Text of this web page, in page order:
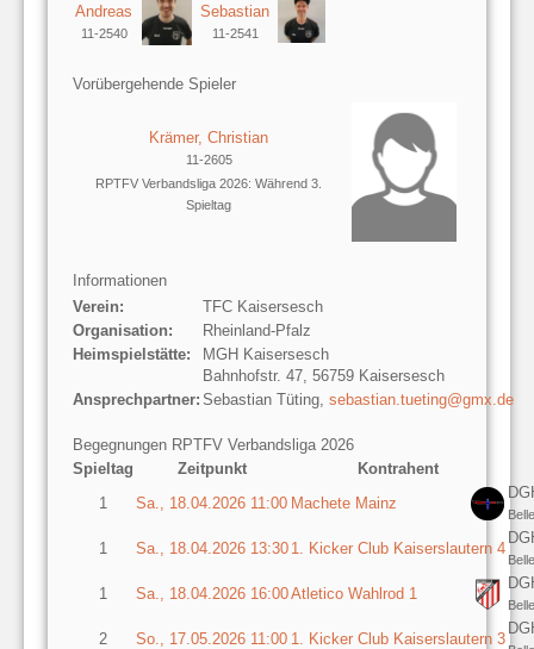
Andreas
11-2540
Sebastian
11-2541
Vorübergehende Spieler
Krämer, Christian
11-2605
RPTFV Verbandsliga 2026: Während 3.
Spieltag
Informationen
Verein:
TFC Kaisersesch
Organisation:
Rheinland-Pfalz
Heimspielstätte:
MGH Kaisersesch
Bahnhofstr. 47, 56759 Kaisersesch
Ansprechpartner: Sebastian Tüting, sebastian.tueting@gmx.de
Begegnungen RPTFV Verbandsliga 2026
Spieltag
Zeitpunkt
Kontrahent
1
Sa., 18.04.2026 11:00 Machete Mainz
1 Sa., 18.04.2026 13:30 1. Kicker Club Kaiserslautern 4
1 Sa., 18.04.2026 16:00Atletico Wahlrod 1
2 So., 17.05.2026 11:00 1. Kicker Club Kaiserslautern 3